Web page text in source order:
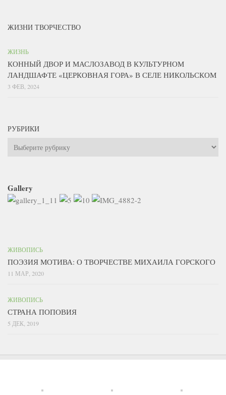
ЖИЗНИ ТВОРЧЕСТВО
ЖИЗНЬ
КОННЫЙ ДВОР И МАСЛОЗАВОД В КУЛЬТУРНОМ
ЛАНДШАФТЕ «ЦЕРКОВНАЯ ГОРА» В СЕЛЕ НИКОЛЬСКОМ
3 ФЕВ, 2024
РУБРИКИ
Рубрики
Gallery
ЖИВОПИСЬ
ПОЭЗИЯ МОТИВА: О ТВОРЧЕСТВЕ МИХАИЛА ГОРСКОГО
11 МАР, 2020
ЖИВОПИСЬ
СТРАНА ПОПОВИЯ
5 ДЕК, 2019